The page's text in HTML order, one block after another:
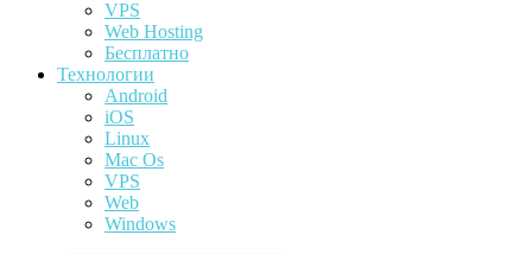
VPS
Web Hosting
Бесплатно
Технологии
Android
iOS
Linux
Mac Os
VPS
Web
Windows